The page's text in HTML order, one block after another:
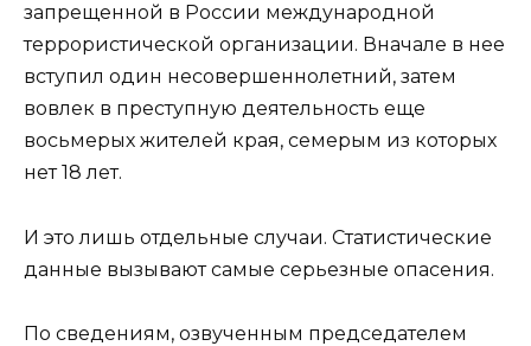
запрещенной в России международной
террористической организации. Вначале в нее
вступил один несовершеннолетний, затем
вовлек в преступную деятельность еще
восьмерых жителей края, семерым из которых
нет 18 лет.
И это лишь отдельные случаи. Статистические
данные вызывают самые серьезные опасения.
По сведениям, озвученным председателем